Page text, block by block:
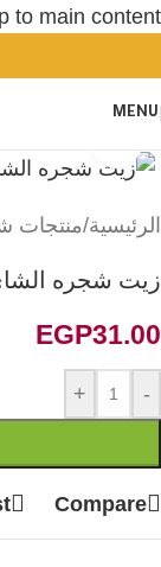
to main content
MENU
الرئيسية/منتجات
زيت شجره الشاى 30
EGP31.00
-
+
Compare